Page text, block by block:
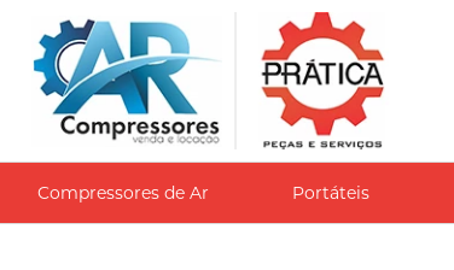
Compressores de Ar Portáteis